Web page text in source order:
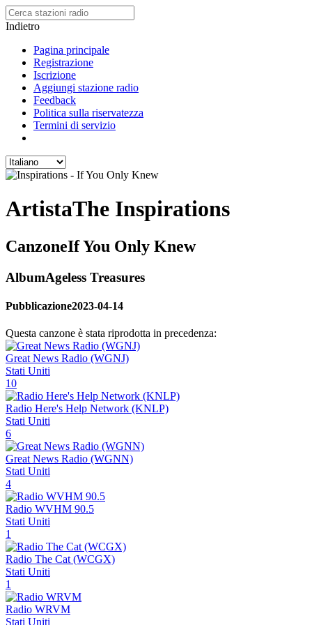
Indietro
Pagina principale
Registrazione
Iscrizione
Aggiungi stazione radio
Feedback
Politica sulla riservatezza
Termini di servizio
ArtistaThe Inspirations
CanzoneIf You Only Knew
AlbumAgeless Treasures
Pubblicazione2023-04-14
Questa canzone è stata riprodotta in precedenza:
Great News Radio (WGNJ)
Stati Uniti
10
Radio Here's Help Network (KNLP)
Stati Uniti
6
Great News Radio (WGNN)
Stati Uniti
4
Radio WVHM 90.5
Stati Uniti
1
Radio The Cat (WCGX)
Stati Uniti
1
Radio WRVM
Stati Uniti